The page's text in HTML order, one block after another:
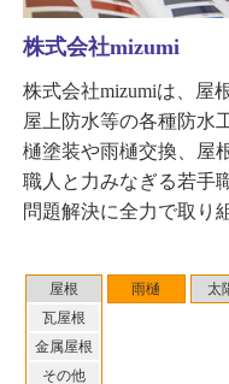
屋根
瓦屋根
金属屋根
その他
雨樋 太
株式会社mizumi
株式会社mizumiは、屋
屋上防水等の各種防水
樋塗装や雨樋交換、屋
職人と力みなぎる若手
問題解決に全力で取り